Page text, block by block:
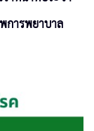
การพยาบาล